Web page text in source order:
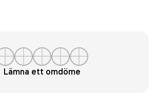
Lämna ett omdöme